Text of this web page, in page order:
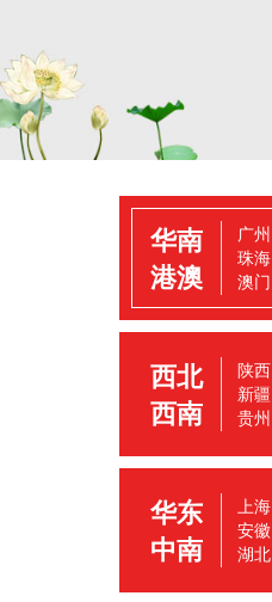
华南
港澳
广州
珠海
澳门
西北
西南
陕西
新疆
贵州
华东
中南
上海
安徽
湖北